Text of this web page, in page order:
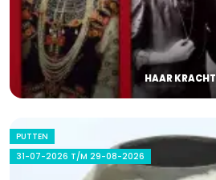
HAAR KRACHT
PUTTEN
31-07-2026 T/M 29-08-2026